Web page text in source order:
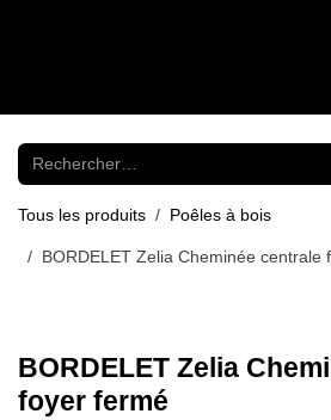
Tous les produits
Poêles à bois
BORDELET Zelia Cheminée centrale
BORDELET Zelia
foyer fermé